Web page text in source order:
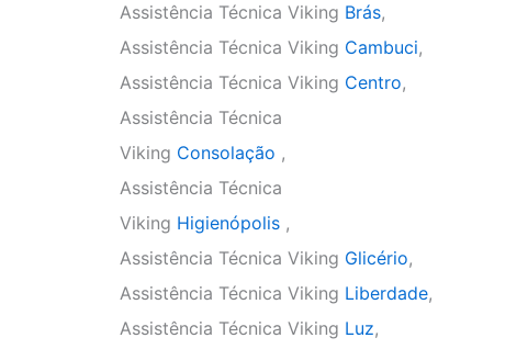
Assistência Técnica Viking Brás,
Assistência Técnica Viking Cambuci,
Assistência Técnica Viking Centro,
Assistência Técnica
Viking Consolação ,
Assistência Técnica
Viking Higienópolis ,
Assistência Técnica Viking Glicério,
Assistência Técnica Viking Liberdade,
Assistência Técnica Viking Luz,